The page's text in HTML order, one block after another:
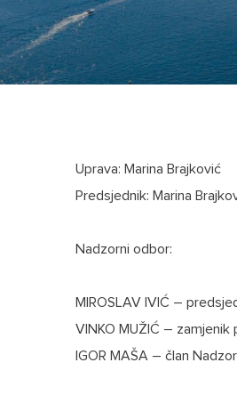
Uprava: Marina Brajković
Predsjednik: Marina
Nadzorni odbor:
MIROSLAV IVIĆ –
VINKO MUŽIĆ –
IGOR MAŠA – član